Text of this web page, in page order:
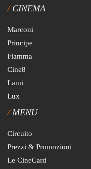
CINEMA
Marconi
Principe
Fiamma
Cine8
Lami
Lux
MENU
Circuito
Prezzi & Promozioni
Le CineCard